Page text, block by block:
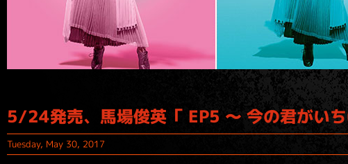
5/24発売、馬場俊英「 EP5 ～ 今の君がい
Tuesday, May 30, 2017